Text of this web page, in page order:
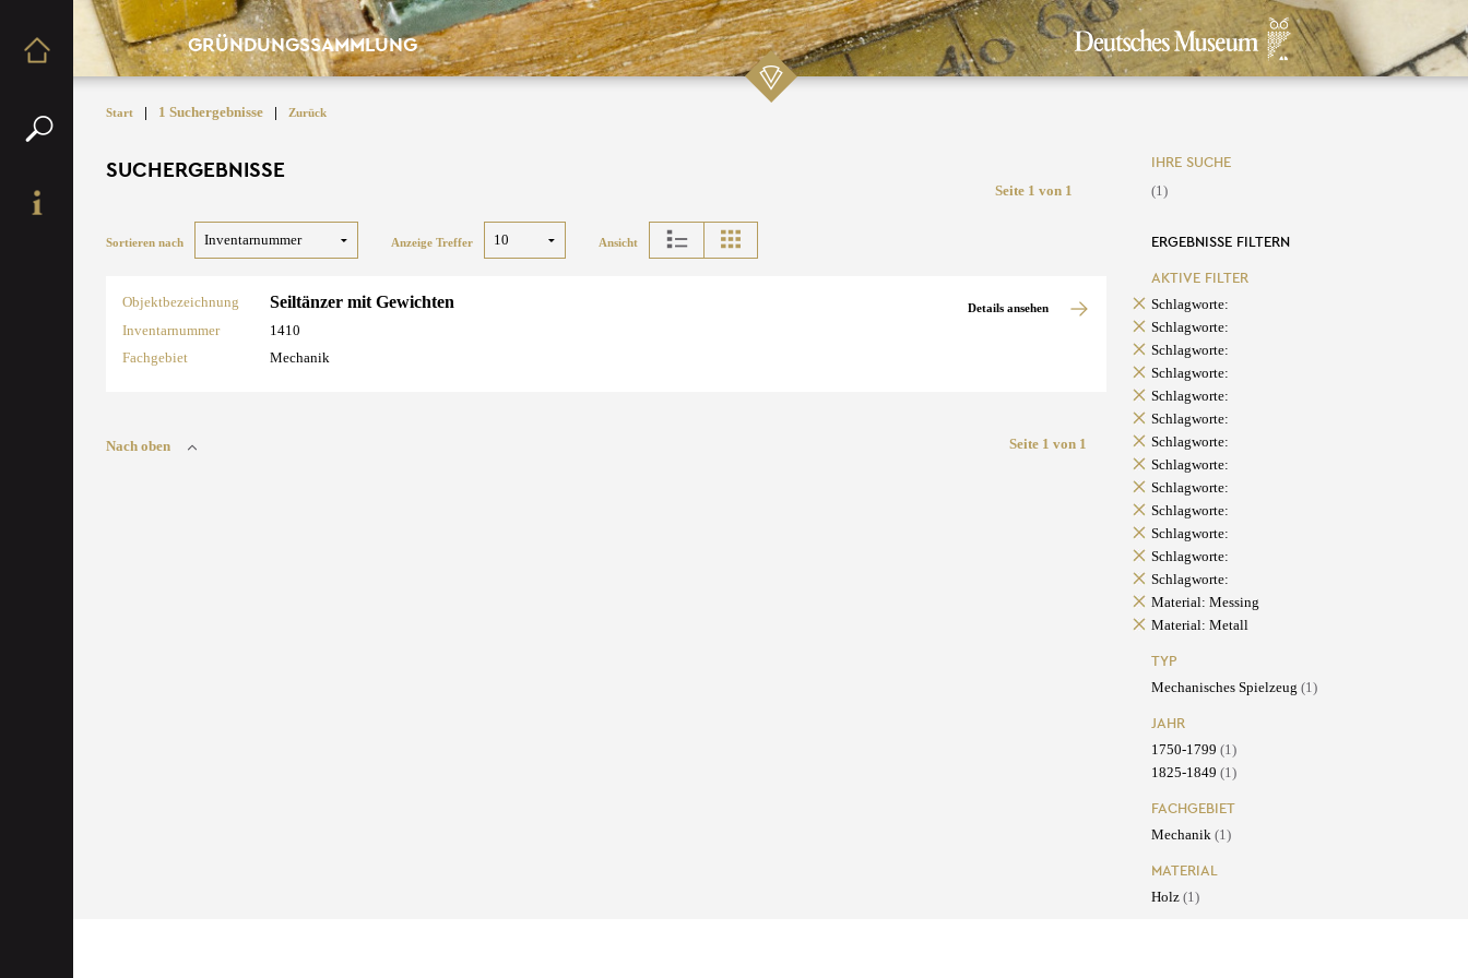
GRÜNDUNGSSAMMLUNG
Start | 1 Suchergebnisse | Zurück
SUCHERGEBNISSE
Seite 1 von 1
Sortieren nach Anzeige Treffer Ansicht
Objektbezeichnung Seiltänzer mit Gewichten
Inventarnummer
1410
Fachgebiet
Mechanik
Details ansehen
Nach oben Seite 1 von 1
IHRE SUCHE
(1)
ERGEBNISSE FILTERN
AKTIVE FILTER
Schlagworte:
Schlagworte:
Schlagworte:
Schlagworte:
Schlagworte:
Schlagworte:
Schlagworte:
Schlagworte:
Schlagworte:
Schlagworte:
Schlagworte:
Schlagworte:
Schlagworte:
Material: Messing
Material: Metall
TYP
Mechanisches Spielzeug (1)
JAHR
1750-1799 (1)
1825-1849 (1)
FACHGEBIET
Mechanik (1)
MATERIAL
Holz (1)